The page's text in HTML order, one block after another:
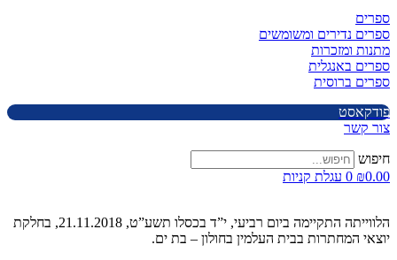
ספרים
ספרים נדירים ומשומשים
מתנות ומזכרות
ספרים באנגלית
ספרים ברוסית
פודקאסט
צור קשר
חיפוש
₪0.00
0 עגלת קניות
הלווייתה התקיימה ביום רביעי, י”ד בכסלו תשע”ט, 21.11.2018, בחלקת
יוצאי המחתרות בבית העלמין בחולון – בת ים.